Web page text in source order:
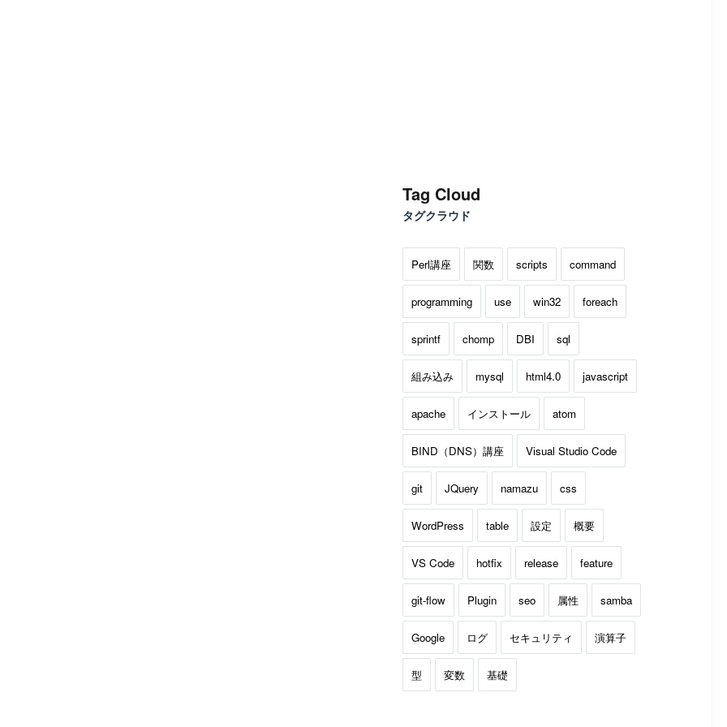
Tag Cloud
タグクラウド
Perl講座 関数 scripts command
programming use win32 foreach
sprintf chomp DBI sql
組み込み mysql html4.0 javascript
apache インストール atom
BIND（DNS）講座 Visual Studio Code
git JQuery namazu css
WordPress table 設定 概要
VS Code hotfix release feature
git-flow Plugin seo 属性 samba
Google ログ セキュリティ 演算子
型 変数 基礎